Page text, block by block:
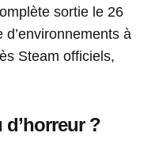
sortie le 26
à
Steam officiels,
?